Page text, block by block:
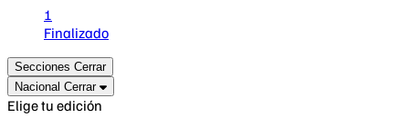
1
Finalizado
Secciones Cerrar
Nacional Cerrar
Elige tu edición